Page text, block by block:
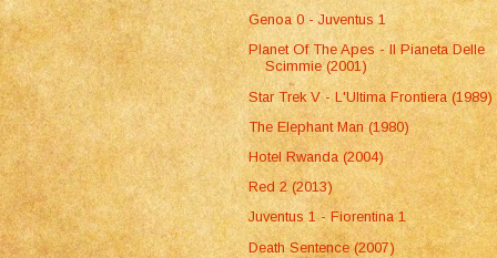
Genoa 0 - Juventus 1
Planet Of The Apes - Il Pianeta Delle
Scimmie (2001)
Star Trek V - L'Ultima Frontiera (1989)
The Elephant Man (1980)
Hotel Rwanda (2004)
Red 2 (2013)
Juventus 1 - Fiorentina 1
Death Sentence (2007)